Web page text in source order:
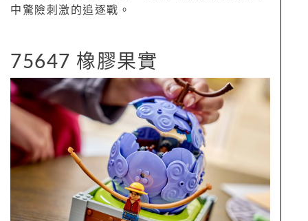
中驚險刺激的追逐戰。
75647 橡膠果實